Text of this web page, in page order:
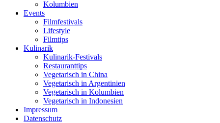
Kolumbien
Events
Filmfestivals
Lifestyle
Filmtips
Kulinarik
Kulinarik-Festivals
Restauranttips
Vegetarisch in China
Vegetarisch in Argentinien
Vegetarisch in Kolumbien
Vegetarisch in Indonesien
Impressum
Datenschutz